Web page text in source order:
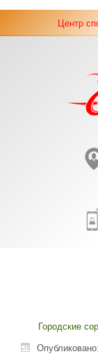
Центр
Городские